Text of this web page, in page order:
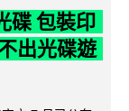
碟 包裝印
出光碟遊